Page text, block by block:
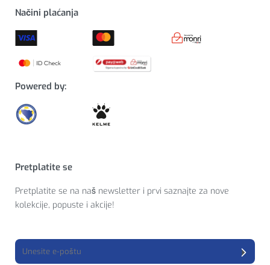
Načini plaćanja
Powered by:
Pretplatite se
Pretplatite se na naš newsletter i prvi saznajte za nove
kolekcije, popuste i akcije!